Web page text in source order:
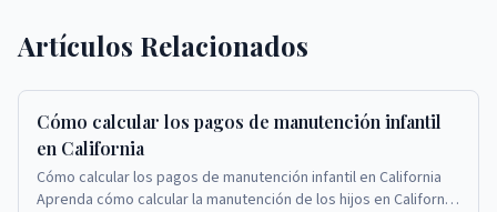
Artículos Relacionados
Cómo calcular los pagos de manutención infantil
en California
Cómo calcular los pagos de manutención infantil en California
Aprenda cómo calcular la manutención de los hijos en California,